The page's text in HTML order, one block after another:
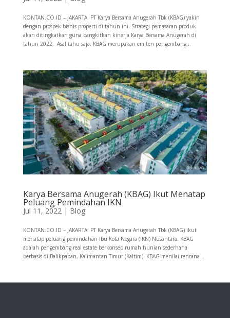
KONTAN.CO.ID – JAKARTA. PT Karya Bersama Anugerah Tbk (KBAG) yakin
dengan prospek bisnis properti di tahun ini. Strategi pemasaran produk
akan ditingkatkan guna bangkitkan kinerja Karya Bersama Anugerah di
tahun 2022. Asal tahu saja, KBAG merupakan emiten pengembang...
Karya Bersama Anugerah (KBAG) Ikut Menatap
Peluang Pemindahan IKN
Jul 11, 2022 | Blog
KONTAN.CO.ID – JAKARTA. PT Karya Bersama Anugerah Tbk (KBAG) ikut
menatap peluang pemindahan Ibu Kota Negara (IKN) Nusantara. KBAG
adalah pengembang real estate berkonsep rumah hunian sederhana
berbasis di Balikpapan, Kalimantan Timur (Kaltim). KBAG menilai rencana...